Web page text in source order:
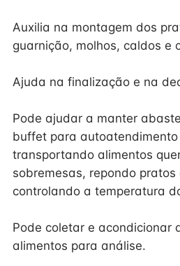
Auxilia na montagem dos
guarnição, molhos, caldos e
Ajuda na finalização e na
Pode ajudar a manter
buffet para
transportando alimentos
sobremesas, repondo pratos
controlando a temperatura
Pode coletar e acondicionar
alimentos para análise.